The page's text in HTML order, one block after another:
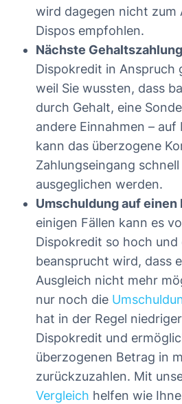
wird dagegen nicht zum
Dispos empfohlen.
Nächste
Dispokredit in Anspruch
weil Sie wussten, dass
durch Gehalt, eine
andere Einnahmen –
kann das überzogene
Zahlungseingang
ausgeglichen werden.
Umschuldung auf einen
einigen Fällen kann es
Dispokredit so hoch und
beansprucht wird, dass
Ausgleich nicht mehr
nur noch die
hat in der Regel
Dispokredit und
überzogenen Betrag in
zurückzuzahlen. Mit
Vergleich helfen wie